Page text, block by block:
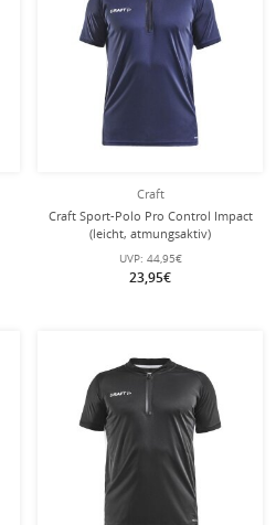
Craft
Craft Sport-Polo Pro Control Impact
(leicht, atmungsaktiv)
navyblau/weiss Herren
UVP: 44,95€
23,95€